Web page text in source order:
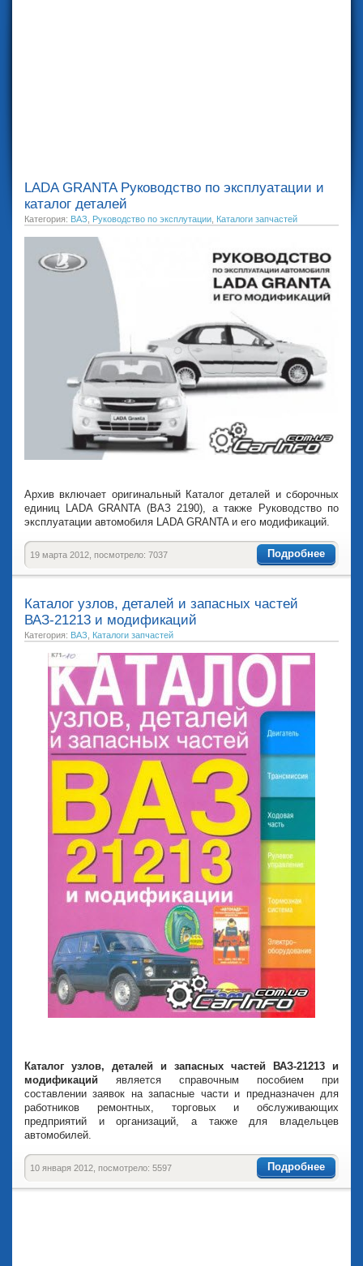
LADA GRANTA Руководство по эксплуатации и
каталог деталей
Категория: ВАЗ Руководство по эксплутации Каталоги запчастей
Архив включает оригинальный Каталог деталей и сборочных
единиц LADA GRANTA (ВАЗ 2190), а также Руководство по
эксплуатации автомобиля LADA GRANTA и его модификаций.
Подробнее
19 марта 2012, посмотрело: 7037
Каталог узлов, деталей и запасных частей
ВАЗ-21213 и модификаций
Категория: ВАЗ Каталоги запчастей
Каталог узлов, деталей и запасных частей ВАЗ-21213 и
модификаций является справочным пособием при
составлении заявок на запасные части и предназначен для
работников ремонтных, торговых и обслуживающих
предприятий и организаций, а также для владельцев
автомобилей.
Подробнее
10 января 2012, посмотрело: 5597